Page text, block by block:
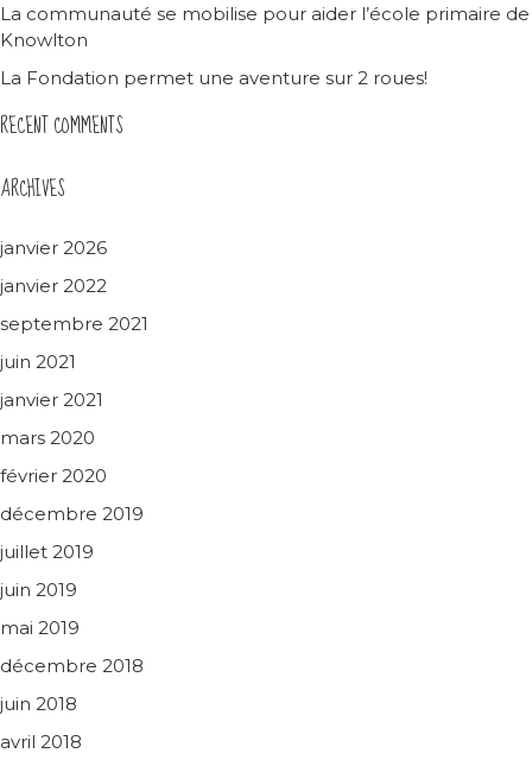
La communauté se mobilise pour aider l’école primaire de
Knowlton
La Fondation permet une aventure sur 2 roues!
RECENT COMMENTS
ARCHIVES
janvier 2026
janvier 2022
septembre 2021
juin 2021
janvier 2021
mars 2020
février 2020
décembre 2019
juillet 2019
juin 2019
mai 2019
décembre 2018
juin 2018
avril 2018